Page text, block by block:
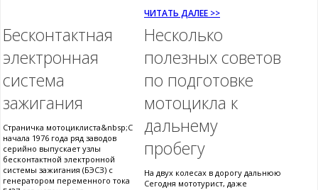
ЧИТАТЬ ДАЛЕЕ >>
Бесконтактная
электронная
система
зажигания
Страничка мотоциклиста&nbsp;С
начала 1976 года ряд заводов
серийно выпускает узлы
бесконтактной электронной
системы зажигания (БЭСЗ) с
генератором переменного тока
Несколько
полезных советов
по подготовке
мотоцикла к
дальнему
пробегу
На двух колесах в дорогу дальнюю
Сегодня мототурист, даже